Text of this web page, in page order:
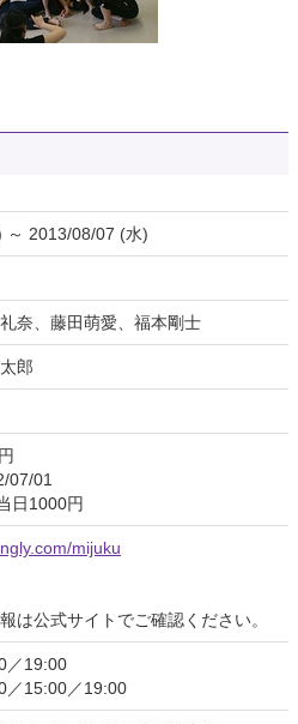
～ 2013/08/07 (水)
奈、藤田萌愛、福本剛士
郎
07/01
日1000円
mijuku
は公式サイトでご確認ください。
／19:00
／15:00／19:00